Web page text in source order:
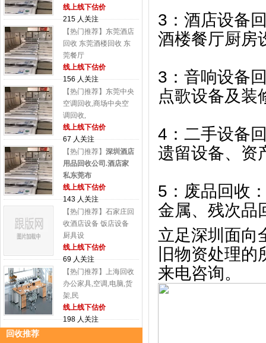
线上线下估价
215 人关注
【热门推荐】东莞酒店
回收 东莞酒楼回收 东
莞餐厅
线上线下估价
156 人关注
【热门推荐】东莞中央
空调回收,商场中央空
调回收,
线上线下估价
67 人关注
【热门推荐】 深圳酒店
用品回收公司.酒店家
私东莞布
线上线下估价
143 人关注
【热门推荐】石家庄回
收酒店设备 饭店设备
厨具设
线上线下估价
69 人关注
【热门推荐】上海回收
办公家具,空调,电脑,货
架,民
线上线下估价
198 人关注
回收推荐
3：酒店设备
酒楼餐厅厨房
3：音响设备
点歌设备及装
4：二手设备
遗留设备、资
5：废品回收
金属、残次品
立足深圳面向
旧物资处理
来电咨询。